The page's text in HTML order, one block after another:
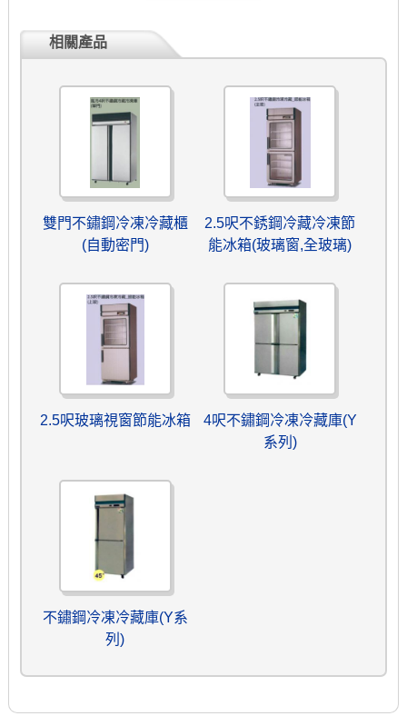
相關產品
雙門不鏽鋼冷凍冷藏櫃
(自動密門)
2.5呎不銹鋼冷藏冷凍節
能冰箱(玻璃窗,全玻璃)
2.5呎玻璃視窗節能冰箱
4呎不鏽鋼冷凍冷藏庫(Y
系列)
不鏽鋼冷凍冷藏庫(Y系
列)